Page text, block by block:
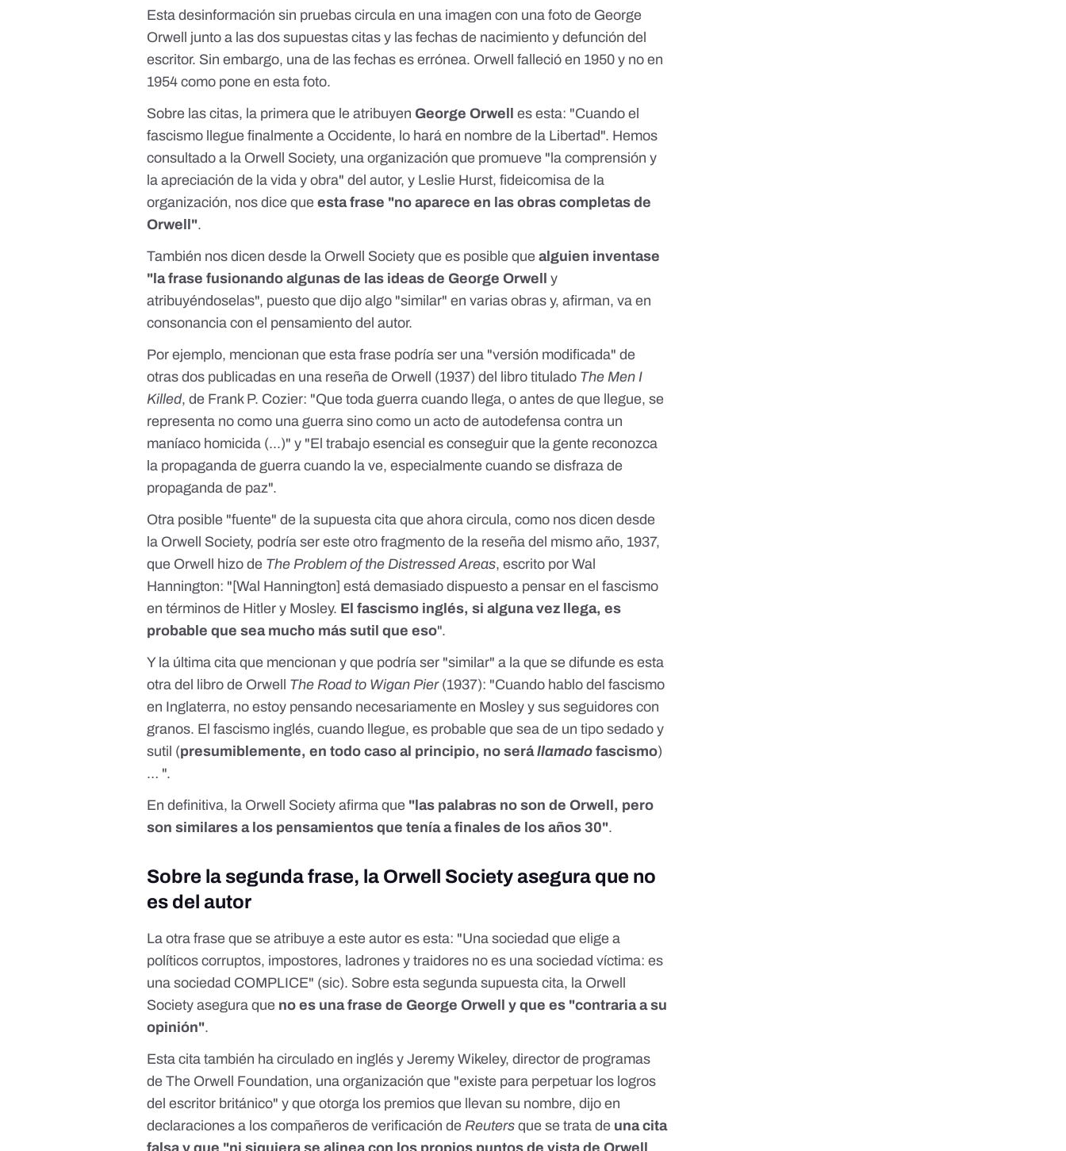
Esta desinformación sin pruebas circula en una imagen con una foto de George
Orwell junto a las dos supuestas citas y las fechas de nacimiento y defunción del
escritor. Sin embargo, una de las fechas es errónea. Orwell falleció en 1950 y no en
1954 como pone en esta foto.
Sobre las citas, la primera que le atribuyen George Orwell
es esta: "Cuando el
fascismo llegue finalmente a Occidente, lo hará en nombre de la Libertad". Hemos
consultado a la Orwell Society, una organización que promueve "la comprensión y
la apreciación de la vida y obra" del autor, y Leslie Hurst, fideicomisa de la
organización, nos dice queesta frase "no aparece en las obras completas de
Orwell".
También nos dicen desde la Orwell Society que es posible quealguien inventase
"la frase fusionando algunas de las ideas de George Orwell
y
atribuyéndoselas", puesto que dijo algo "similar" en varias obras y, afirman, va en
consonancia con el pensamiento del autor.
Por ejemplo, mencionan que esta frase podría ser una "versión modificada" de
otras dos publicadas en una reseña de Orwell (1937) del libro titulado The Men I
Killed, de Frank P. Cozier: "Que toda guerra cuando llega, o antes de que llegue, se
representa no como una guerra sino como un acto de autodefensa contra un
maníaco homicida (...)" y "El trabajo esencial es conseguir que la gente reconozca
la propaganda de guerra cuando la ve, especialmente cuando se disfraza de
propaganda de paz".
Otra posible "fuente" de la supuesta cita que ahora circula, como nos dicen desde
la Orwell Society, podría ser este otro fragmento de la reseña del mismo año, 1937,
que Orwell hizo de The Problem of the Distressed Areas, escrito por Wal
Hannington: "[Wal Hannington] está demasiado dispuesto a pensar en el fascismo
en términos de Hitler y Mosley. El fascismo inglés, si alguna vez llega, es
probable que sea mucho más sutil que eso".
Y la última cita que mencionan y que podría ser "similar" a la que se difunde es esta
otra del libro de Orwell The Road to Wigan Pier(1937): "Cuando hablo del fascismo
en Inglaterra, no estoy pensando necesariamente en Mosley y sus seguidores con
granos. El fascismo inglés, cuando llegue, es probable que sea de un tipo sedado y
sutil (presumiblemente, en todo caso al principio, no serállamado fascismo)
… ".
En definitiva, la Orwell Society afirma que "las palabras no son de Orwell, pero
son similares a los pensamientos que tenía a finales de los años 30".
Sobre la segunda frase, la Orwell Society asegura que no
es del autor
La otra frase que se atribuye a este autor es esta: "Una sociedad que elige a
políticos corruptos, impostores, ladrones y traidores no es una sociedad víctima: es
una sociedad COMPLICE" (sic). Sobre esta segunda supuesta cita, la Orwell
Society asegura que no es una frase de George Orwell y que es "contraria a su
opinión".
Esta cita también ha circulado en inglés y Jeremy Wikeley, director de programas
deThe Orwell Foundation, una organización que "existe para perpetuar los logros
del escritor británico" y que otorga los premios que llevan su nombre, dijo en
declaraciones a los compañeros de verificación deReuters que se trata de una cita